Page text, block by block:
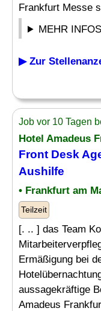
Frankfurt Messe
MEHR
▶ Zur
Job vor 10 Tagen
Hotel Amadeus
Front Desk
Aushilfe
• Frankfurt am
Teilzeit
[. .. ] das Team
Ermäßigung bei
aussagekräftige
Amadeus